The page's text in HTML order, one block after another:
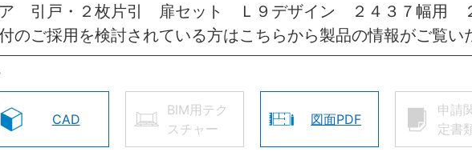
ア 引戸・２枚片引 扉セット Ｌ９デザイン ２４３７幅用
ご採用を検討されている方はこちらから製品の情報がご覧い
CAD
BIM用テク
スチャー
図面PDF
申請
定書